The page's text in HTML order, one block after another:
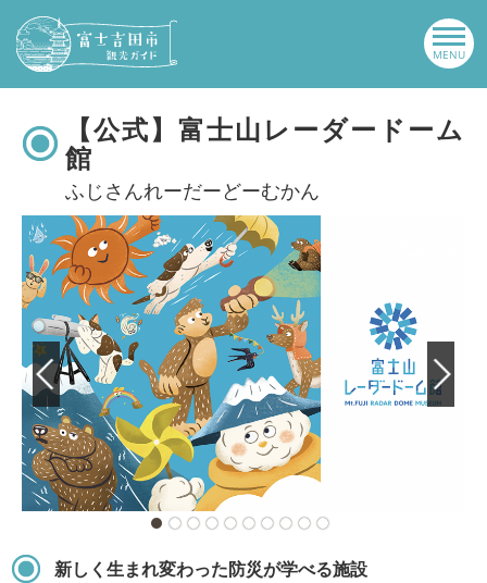
【公式】富士山レーダードーム
館
ふじさんれーだーどーむかん
新しく生まれ変わった防災が学べる施設